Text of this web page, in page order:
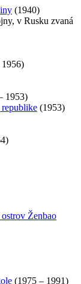
(1940)
v Rusku zvaná
1953)
(1953)
Ženbao
(1975 – 1991)